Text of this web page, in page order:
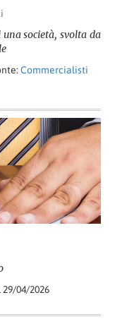
società, svolta da
Commercialisti
04/2026